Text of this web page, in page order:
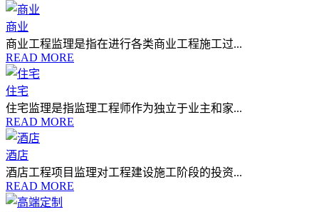
商业
商业工程监理是指在进行各类商业工程施工过...
READ MORE
住宅
住宅监理是指监理工程师作为独立于业主和家...
READ MORE
酒店
酒店工程项目监理对工程建设施工阶段的投资...
READ MORE